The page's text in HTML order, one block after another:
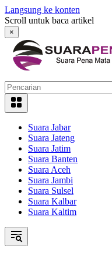
Langsung ke konten
Scroll untuk baca artikel
×
Suara Jabar
Suara Jateng
Suara Jatim
Suara Banten
Suara Aceh
Suara Jambi
Suara Sulsel
Suara Kalbar
Suara Kaltim